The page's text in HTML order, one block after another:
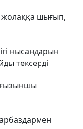
жолаққа шығып,
нысандарын
тексерді